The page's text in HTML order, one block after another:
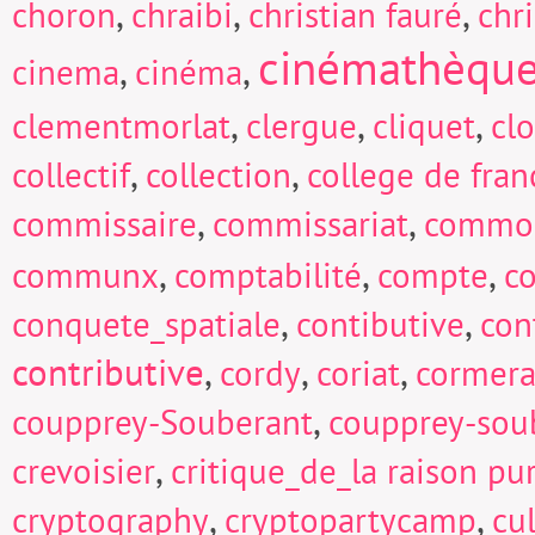
choron, chraibi, christian fauré,
cinema, cinéma,
clementmorlat, clergue, cliquet,
collectif, collection, college de
commissaire, commissariat,
communx, comptabilité, compte,
conquete_spatiale, contibutive,
contributive, cordy, coriat,
coupprey-Souberant, coupprey-
crevoisier, critique_de_la raison
cryptography, cryptopartycamp,